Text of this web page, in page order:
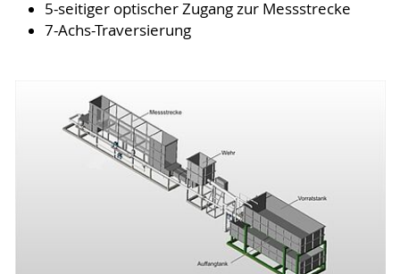
5-seitiger optischer Zugang zur Messstrecke
7-Achs-Traversierung